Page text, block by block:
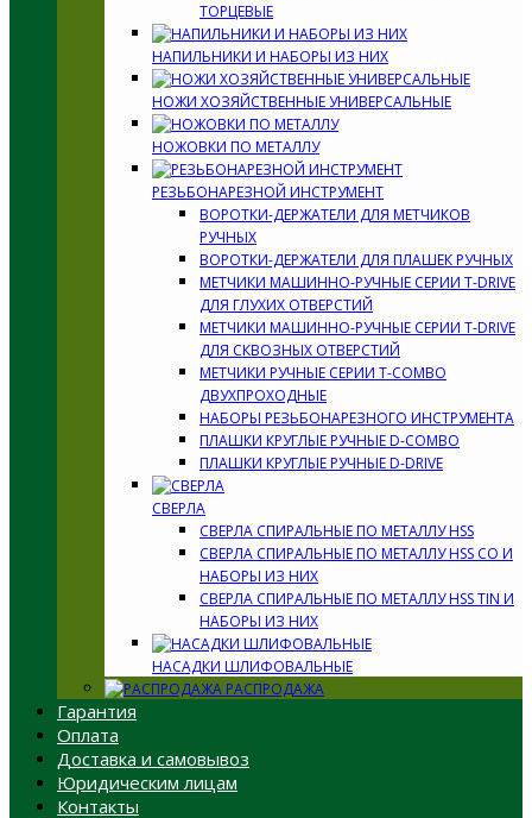
ТОРЦЕВЫЕ
НАПИЛЬНИКИ И НАБОРЫ ИЗ НИХ
НОЖИ ХОЗЯЙСТВЕННЫЕ УНИВЕРСАЛЬНЫЕ
НОЖОВКИ ПО МЕТАЛЛУ
РЕЗЬБОНАРЕЗНОЙ ИНСТРУМЕНТ
ВОРОТКИ-ДЕРЖАТЕЛИ ДЛЯ МЕТЧИКОВ
РУЧНЫХ
ВОРОТКИ-ДЕРЖАТЕЛИ ДЛЯ ПЛАШЕК РУЧНЫХ
МЕТЧИКИ МАШИННО-РУЧНЫЕ СЕРИИ T-DRIVE
ДЛЯ ГЛУХИХ ОТВЕРСТИЙ
МЕТЧИКИ МАШИННО-РУЧНЫЕ СЕРИИ T-DRIVE
ДЛЯ СКВОЗНЫХ ОТВЕРСТИЙ
МЕТЧИКИ РУЧНЫЕ СЕРИИ T-COMBO
ДВУХПРОХОДНЫЕ
НАБОРЫ РЕЗЬБОНАРЕЗНОГО ИНСТРУМЕНТА
ПЛАШКИ КРУГЛЫЕ РУЧНЫЕ D-COMBO
ПЛАШКИ КРУГЛЫЕ РУЧНЫЕ D-DRIVE
СВЕРЛА
СВЕРЛА СПИРАЛЬНЫЕ ПО МЕТАЛЛУ HSS
СВЕРЛА СПИРАЛЬНЫЕ ПО МЕТАЛЛУ HSS CO И
НАБОРЫ ИЗ НИХ
СВЕРЛА СПИРАЛЬНЫЕ ПО МЕТАЛЛУ HSS TIN И
НАБОРЫ ИЗ НИХ
НАСАДКИ ШЛИФОВАЛЬНЫЕ
РАСПРОДАЖА
Гарантия
Оплата
Доставка и самовывоз
Юридическим лицам
Контакты